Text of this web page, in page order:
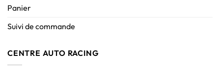
Panier
Suivi de commande
CENTRE AUTO RACING